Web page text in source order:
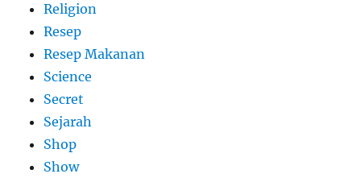
Religion
Resep
Resep Makanan
Science
Secret
Sejarah
Shop
Show